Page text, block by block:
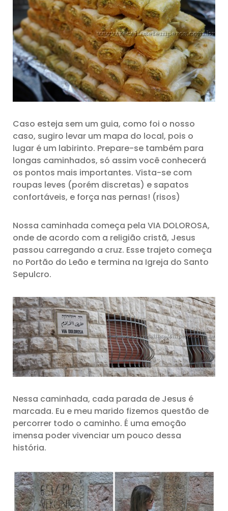
Caso esteja sem um guia, como foi o nosso
caso, sugiro levar um mapa do local, pois o
lugar é um labirinto. Prepare-se também para
longas caminhados, só assim você conhecerá
os pontos mais importantes. Vista-se com
roupas leves (porém discretas) e sapatos
confortáveis, e força nas pernas! (risos)
Nossa caminhada começa pela VIA DOLOROSA,
onde de acordo com a religião cristã, Jesus
passou carregando a cruz. Esse trajeto começa
no Portão do Leão e termina na Igreja do Santo
Sepulcro.
Nessa caminhada, cada parada de Jesus é
marcada. Eu e meu marido fizemos questão de
percorrer todo o caminho. É uma emoção
imensa poder vivenciar um pouco dessa
história.